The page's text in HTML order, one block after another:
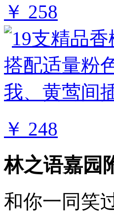
￥ 258
￥ 248
林之语嘉园
和你一同笑